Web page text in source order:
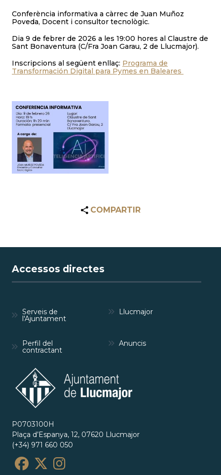
Conferència informativa a càrrec de Juan Muñoz
Poveda, Docent i consultor tecnològic.
Dia 9 de febrer de 2026 a les 19:00 hores al Claustre de
Sant Bonaventura (C/Fra Joan Garau, 2 de Llucmajor).
Inscripcions al següent enllaç: Programa de
Transformación Digital para Pymes en Baleares
COMPARTIR
Accessos directes
Serveis de
l'Ajuntament
Llucmajor
Perfil del
contractant
Anuncis
P0703100H
Plaça d’Espanya, 12, 07620 Llucmajor
(+34) 971 660 050